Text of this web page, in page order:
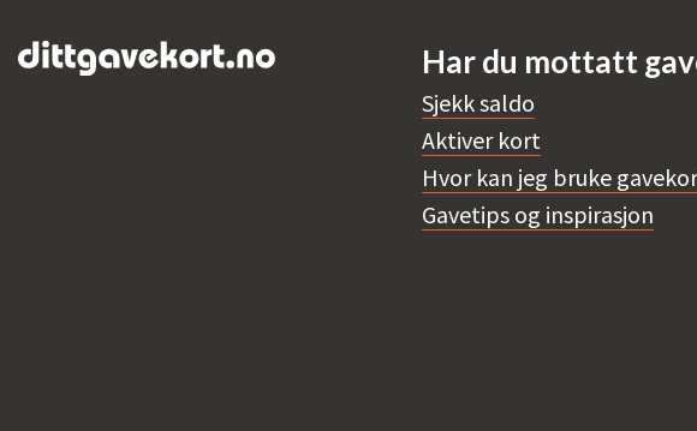
Har du mottatt
Sjekk saldo
Aktiver kort
Hvor kan jeg bruke
Gavetips og inspirasjon